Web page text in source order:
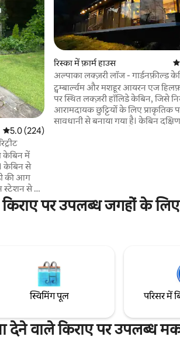
औसत रेटिंग 5 में से 5.0, 224 समीक्षाएँ
5.0 (224)
केबिन में
केबिन से
की आग
स्टेशन से 4
चलाने
के
नहीं करते
रिस्का में फ़ार्म हाउस
अल्पाका लक्ज़री लॉज - गार्डनफ़ील्ड
ट्वम्बार्ल्वम और मशहूर आयरन एज
पर स्थित लक्ज़री हॉलिडे केबिन, जिसे
आरामदायक छुट्टियों के लिए प्राकृतिक
सावधानी से बनाया गया है। केबिन
£15 कृपया ध्यान दें **अधिकतम ऑक्युपेंसी 5
वयस्क/4 वयस्क 16 साल से कम उम्र के
पर उपलब्ध जगहों के
स्विमिंग पूल परिसर में
देने वाले किराए पर उपलब्ध